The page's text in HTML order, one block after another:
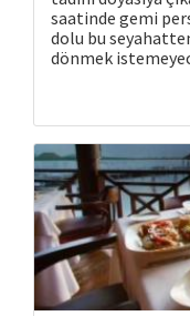
saatinde gemi
dolu bu
dönmek